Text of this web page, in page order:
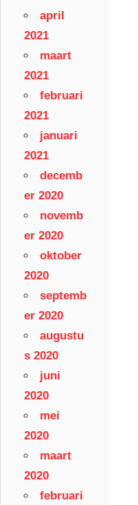
april
2021
maart
2021
februari
2021
januari
2021
decemb
er 2020
novemb
er 2020
oktober
2020
septemb
er 2020
augustu
s 2020
juni
2020
mei
2020
maart
2020
februari